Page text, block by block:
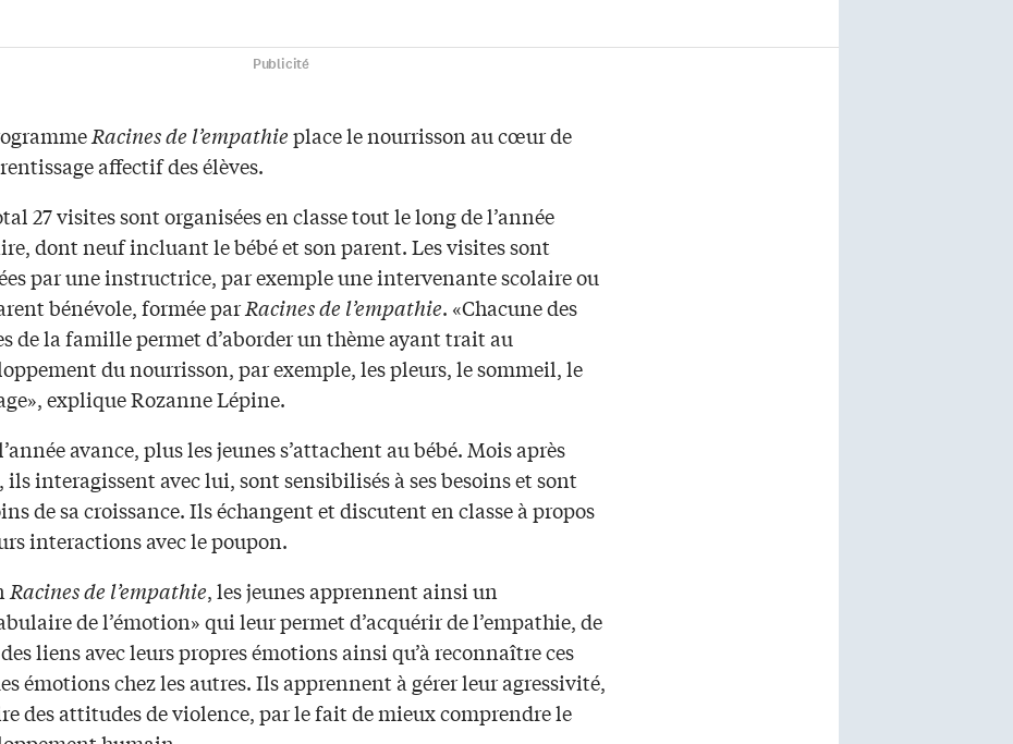
Publicité
Racines de l’empathieplace le nourrisson au cœur de
affectif des élèves.
27 visites sont organisées en classe tout le long de l’année
dont neuf incluant le bébé et son parent. Les visites sont
par une instructrice, par exemple une intervenante scolaire ou
bénévole, formée parRacines de l’empathie. «Chacune des
de la famille permet d’aborder un thème ayant trait au
du nourrisson, par exemple, les pleurs, le sommeil, le
explique Rozanne Lépine.
avance, plus les jeunes s’attachent au bébé. Mois après
ils interagissent avec lui, sont sensibilisés à ses besoins et sont
de sa croissance. Ils échangent et discutent en classe à propos
interactions avec le poupon.
Racines de l’empathie, les jeunes apprennent ainsi un
de l’émotion» qui leur permet d’acquérir de l’empathie, de
liens avec leurs propres émotions ainsi qu’à reconnaître ces
émotions chez les autres. Ils apprennent à gérer leur agressivité,
des attitudes de violence, par le fait de mieux comprendre le